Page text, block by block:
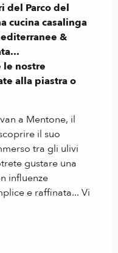
del Parco del
cucina casalinga
&
le nostre
alla piastra o
a Mentone, il
il suo
tra gli ulivi
gustare una
influenze
e raffinata... Vi